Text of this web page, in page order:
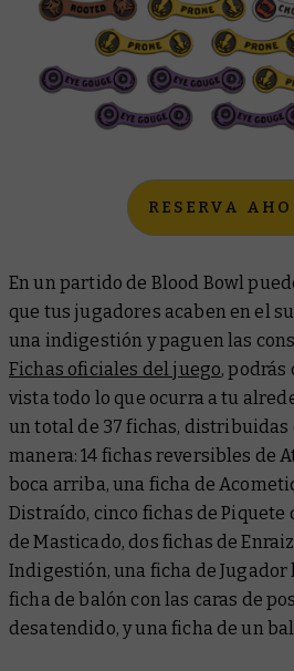
RESERVA
En un partido de Blood Bowl
que tus jugadores acaben en el
una indigestión y paguen las
Fichas oficiales del juego,
vista todo lo que ocurra a tu
un total de 37 fichas,
manera: 14 fichas reversibles de
boca arriba, una ficha de
Distraído, cinco fichas de Piquete
de Masticado, dos fichas de
Indigestión, una ficha de Jugador
ficha de balón con las caras de
desatendido, y una ficha de un